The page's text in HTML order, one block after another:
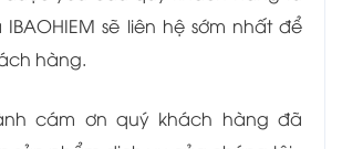
sẽ liên hệ sớm nhất để
hàng.
cám ơn quý khách hàng đã